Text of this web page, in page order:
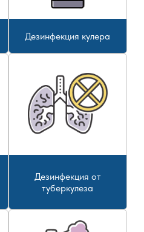
Дезинфекция кулера
Дезинфекция от
туберкулеза